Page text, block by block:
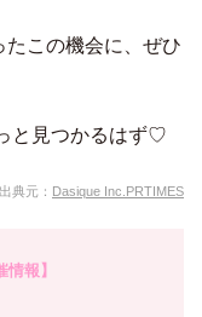
たこの機会に、ぜひ
と見つかるはず♡
出典元： Dasique Inc.PRTIMES
報】